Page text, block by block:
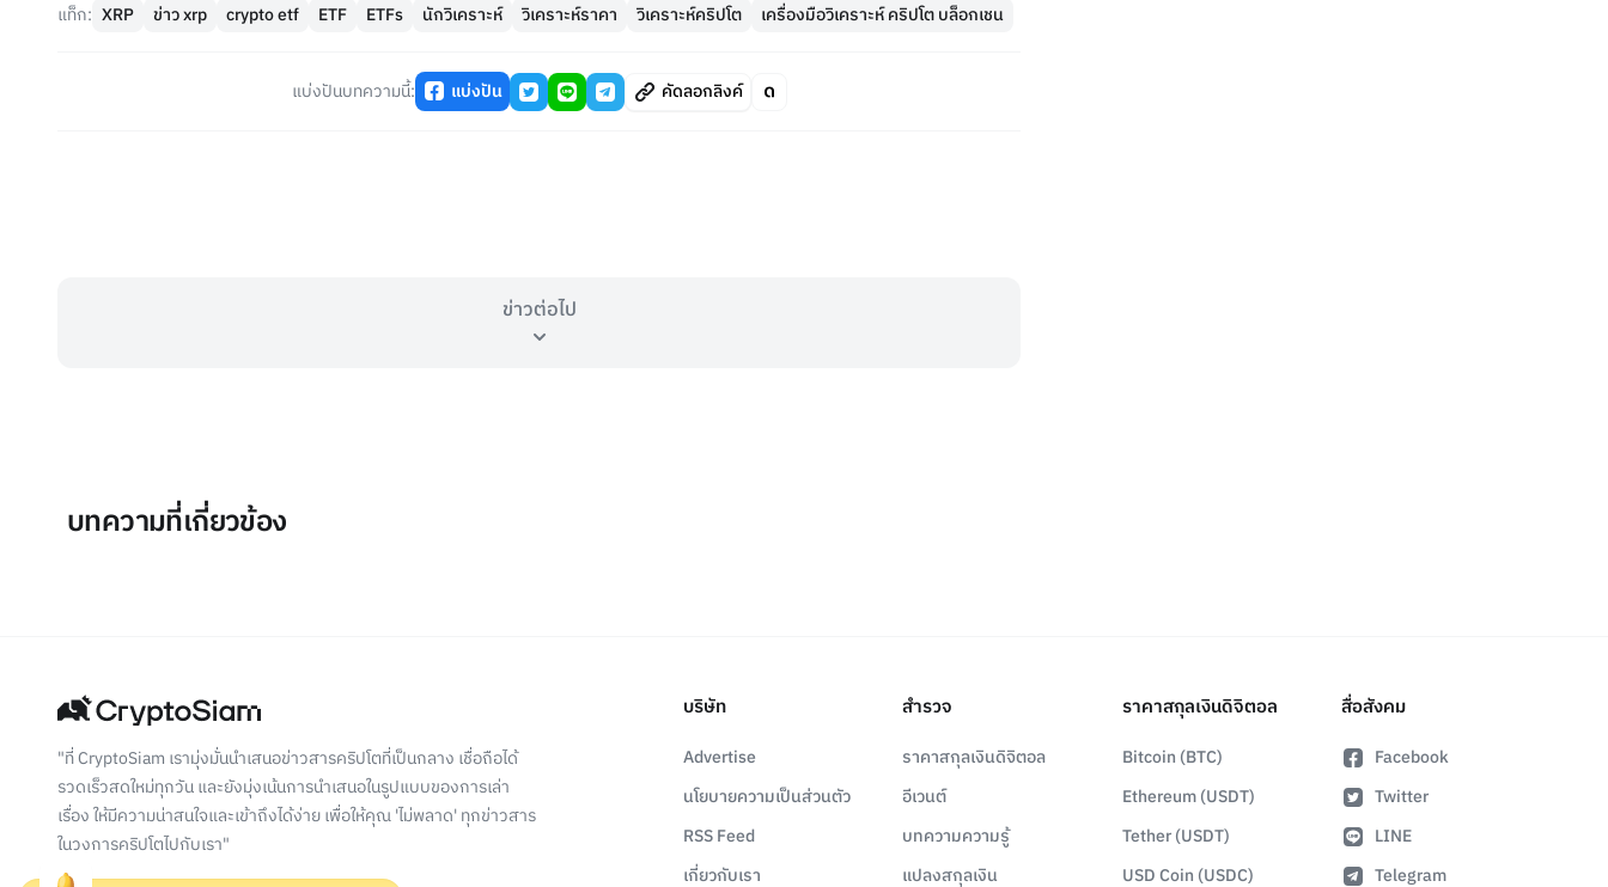
แท็ก: XRP ข่าว xrp crypto etf ETF ETFs นักวิเคราะห์ วิเคราะห์ราคา วิเคราะห์คริปโต เครื่องมือวิเคราะห์ คริปโต บล็อกเชน
แบ่งปันบทความนี้: แบ่งปัน คัดลอกลิงค์
ข่าวต่อไป
บทความที่เกี่ยวข้อง
"ที่ CryptoSiam เรามุ่งมั่นนำเสนอข่าวสารคริปโตที่เป็นกลาง เชื่อถือได้
รวดเร็วสดใหม่ทุกวัน และยังมุ่งเน้นการนำเสนอในรูปแบบของการเล่า
เรื่อง ให้มีความน่าสนใจและเข้าถึงได้ง่าย เพื่อให้คุณ 'ไม่พลาด' ทุกข่าวสาร
ในวงการคริปโตไปกับเรา"
บริษัท
Advertise
นโยบายความเป็นส่วนตัว
RSS Feed
เกี่ยวกับเรา
สำรวจ
ราคาสกุลเงินดิจิตอล
อีเวนต์
บทความความรู้
แปลงสกุลเงิน
ราคาสกุลเงินดิจิตอล
Bitcoin (BTC)
Ethereum (USDT)
Tether (USDT)
USD Coin (USDC)
สื่อสังคม
Facebook
Twitter
LINE
Telegram